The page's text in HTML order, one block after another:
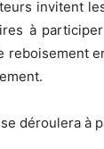
invitent
à
reboisement
se déroulera à